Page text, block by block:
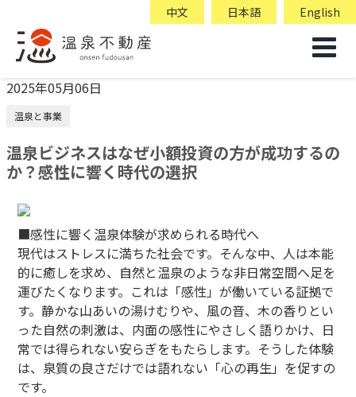
中文 日本語 English
2025年05月06日
温泉と事業
温泉ビジネスはなぜ小額投資の方が成功するの
か？感性に響く時代の選択
■感性に響く温泉体験が求められる時代へ
現代はストレスに満ちた社会です。そんな中、人は本能
的に癒しを求め、自然と温泉のような非日常空間へ足を
運びたくなります。これは「感性」が働いている証拠で
す。静かな山あいの湯けむりや、風の音、木の香りとい
った自然の刺激は、内面の感性にやさしく語りかけ、日
常では得られない安らぎをもたらします。そうした体験
は、泉質の良さだけでは語れない「心の再生」を促すの
です。